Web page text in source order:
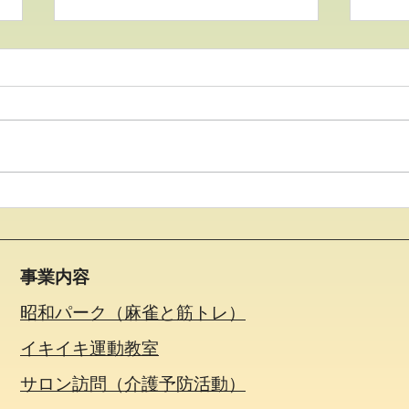
事業内容
昭和パーク（麻雀と筋トレ）
イキイキ運動教室
サロン訪問（介護予防活動）